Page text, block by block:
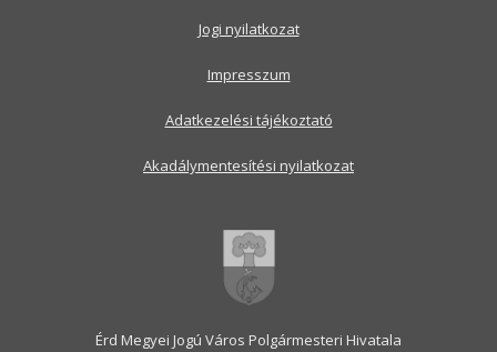
Érd Megyei Jogú Város Polgármesteri Hivatala
Jogi nyilatkozat
Impresszum
Adatkezelési tájékoztató
Akadálymentesítési nyilatkozat